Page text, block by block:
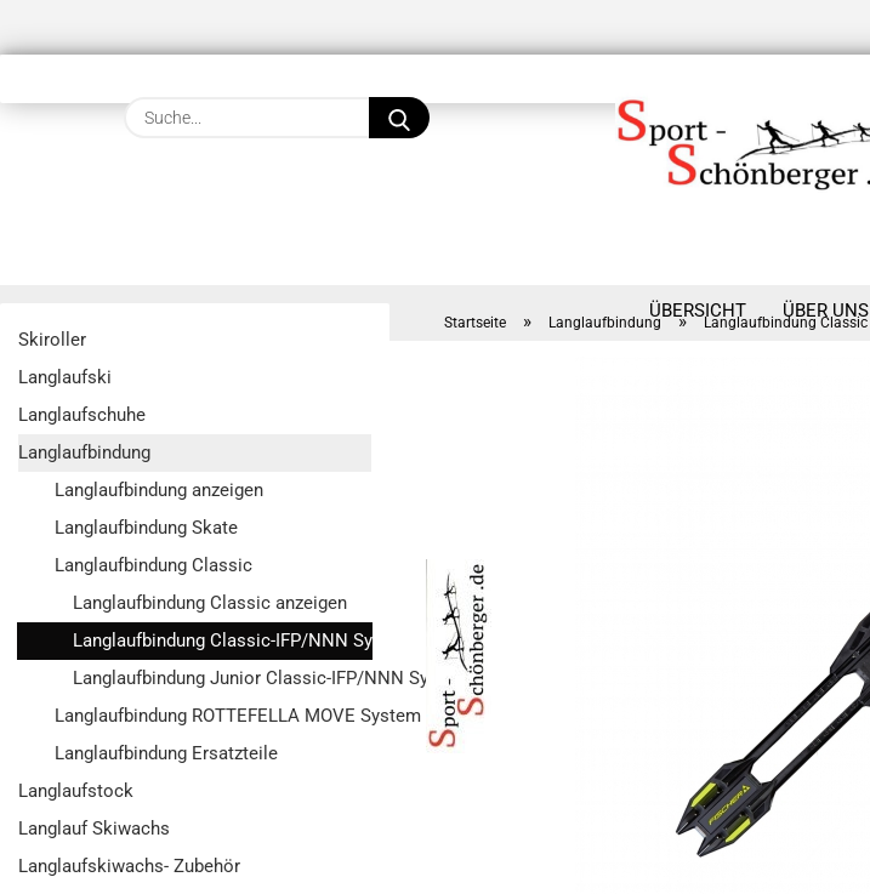
Suche...
ÜBERSICHT ÜBER UNS
Startseite » Langlaufbindung » Langlaufbindung Classic
Skiroller
Langlaufski
Langlaufschuhe
Langlaufbindung
Langlaufbindung anzeigen
Langlaufbindung Skate
Langlaufbindung Classic
Langlaufbindung Classic anzeigen
Langlaufbindung Classic-IFP/NNN System
Langlaufbindung Junior Classic-IFP/NNN System
Langlaufbindung ROTTEFELLA MOVE System
Langlaufbindung Ersatzteile
Langlaufstock
Langlauf Skiwachs
Langlaufskiwachs- Zubehör